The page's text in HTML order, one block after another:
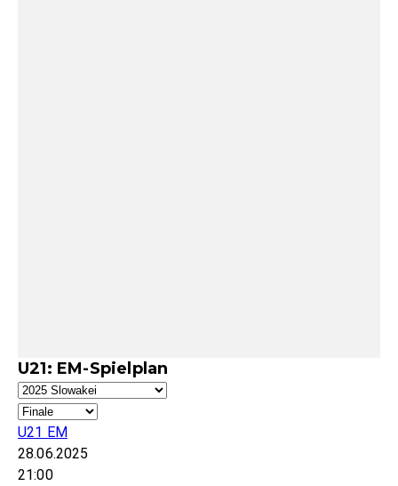
U21: EM-Spielplan
U21 EM
28.06.2025
21:00